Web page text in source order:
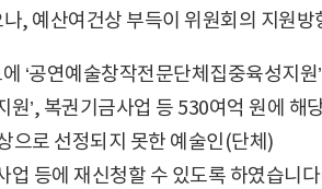
, 예산여건상 부득이 위원회의 지원
‘공연예술창작전문단체집중육성지
’, 복권기금사업 등 530여억 원에 해
으로 선정되지 못한 예술인(단체)
등에 재신청할 수 있도록 하였습니